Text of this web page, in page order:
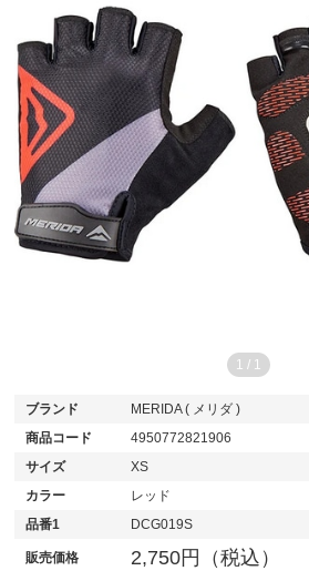
1 / 1
ブランド
MERIDA ( メリダ )
商品コード
4950772821906
サイズ
XS
カラー
レッド
品番1
DCG019S
販売価格 2,750円（税込）